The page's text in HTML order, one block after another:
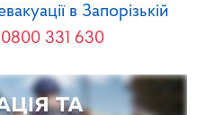
в Запорізькій
331 630